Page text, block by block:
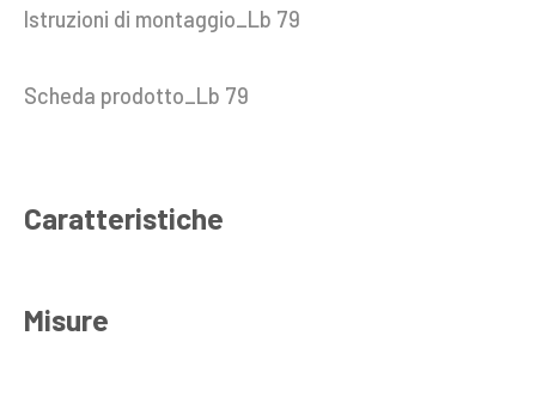
Istruzioni di montaggio_Lb 79
Scheda prodotto_Lb 79
Caratteristiche
Misure